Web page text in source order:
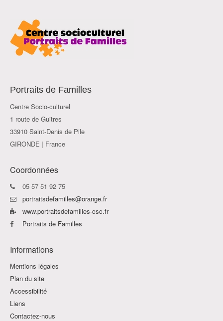
Portraits de Familles
Centre Socio-culturel
1 route de Guitres
33910 Saint-Denis de Pile
GIRONDE | France
Coordonnées
05 57 51 92 75
portraitsdefamilles@orange.fr
www.portraitsdefamilles-csc.fr
Portraits de Familles
Informations
Mentions légales
Plan du site
Accessibilité
Liens
Contactez-nous